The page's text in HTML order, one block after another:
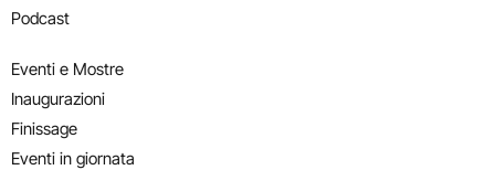
Podcast
Eventi e Mostre
Inaugurazioni
Finissage
Eventi in giornata